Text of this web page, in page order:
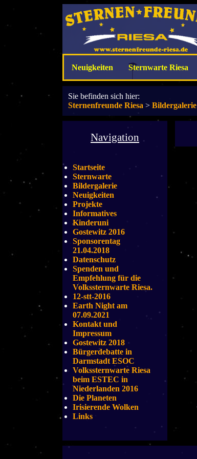
Neuigkeiten Sternwarte Riesa
Sie befinden sich hier:
Sternenfreunde Riesa > Bildergalerie
Navigation
Startseite
Sternwarte
Bildergalerie
Neuigkeiten
Projekte
Informatives
Kinderuni
Gostewitz 2016
Sponsorentag
21.04.2018
Datenschutz
Spenden und
Empfehlung für die
Volkssternwarte Riesa.
12-stt-2016
Earth Night am
07.09.2021
Kontakt und
Impressum
Gostewitz 2018
Bürgerdebatte in
Darmstadt ESOC
Volkssternwarte Riesa
beim ESTEC in
Niederlanden 2016
Die Planeten
Irisierende Wolken
Links